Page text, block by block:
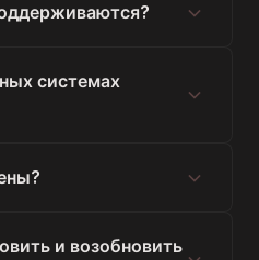
системах
и возобновить